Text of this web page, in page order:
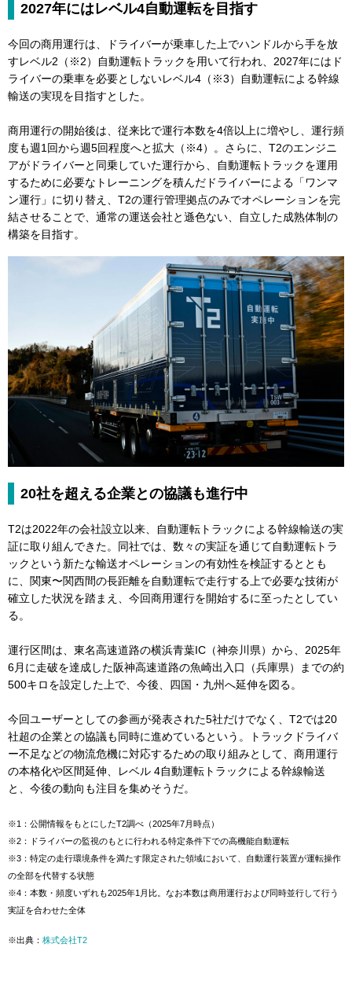
2027年にはレベル4自動運転を目指す
今回の商用運行は、ドライバーが乗車した上でハンドルから手を放
すレベル2（※2）自動運転トラックを用いて行われ、2027年にはド
ライバーの乗車を必要としないレベル4（※3）自動運転による幹線
輸送の実現を目指すとした。
商用運行の開始後は、従来比で運行本数を4倍以上に増やし、運行頻
度も週1回から週5回程度へと拡大（※4）。さらに、T2のエンジニ
アがドライバーと同乗していた運行から、自動運転トラックを運用
するために必要なトレーニングを積んだドライバーによる「ワンマ
ン運行」に切り替え、T2の運行管理拠点のみでオペレーションを完
結させることで、通常の運送会社と遜色ない、自立した成熟体制の
構築を目指す。
20社を超える企業との協議も進行中
T2は2022年の会社設立以来、自動運転トラックによる幹線輸送の実
証に取り組んできた。同社では、数々の実証を通じて自動運転トラ
ックという新たな輸送オペレーションの有効性を検証するととも
に、関東〜関西間の長距離を自動運転で走行する上で必要な技術が
確立した状況を踏まえ、今回商用運行を開始するに至ったとしてい
る。
運行区間は、東名高速道路の横浜青葉IC（神奈川県）から、2025年
6月に走破を達成した阪神高速道路の魚崎出入口（兵庫県）までの約
500キロを設定した上で、今後、四国・九州へ延伸を図る。
今回ユーザーとしての参画が発表された5社だけでなく、T2では20
社超の企業との協議も同時に進めているという。トラックドライバ
ー不足などの物流危機に対応するための取り組みとして、商用運行
の本格化や区間延伸、レベル 4自動運転トラックによる幹線輸送
と、今後の動向も注目を集めそうだ。
※1：公開情報をもとにしたT2調べ（2025年7月時点）
※2：ドライバーの監視のもとに行われる特定条件下での高機能自動運転
※3：特定の走行環境条件を満たす限定された領域において、自動運行装置が運転操作
の全部を代替する状態
※4：本数・頻度いずれも2025年1月比。なお本数は商用運行および同時並行して行う
実証を合わせた全体
※出典： 株式会社T2